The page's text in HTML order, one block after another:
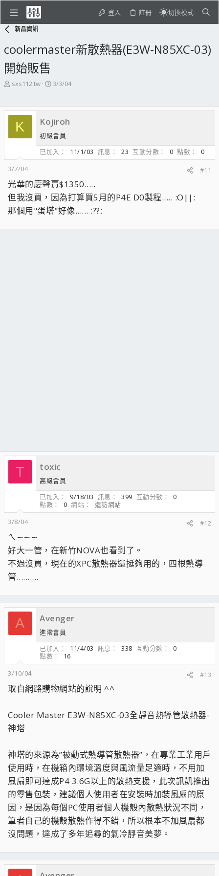
登入 註冊 切換模式
新品資訊
coolermaster新散熱器(E3W-N85XC-03)
開始販售
主
起
人
sxs112.tw
開
期
3/3/04
K Kojiroh
初級會員
已加入
11/1/03 訊息 23 互動分數 0 點數
0
3/7/04
#11
光華的慶聲賣$1350.....
但我沒買，因為打算買5月的P4E D0製程..... :O||:
那個用"蛋塔"好像...... :??:
T toxic
高級會員
已加入
9/18/03 訊息 399 互動分數
0
點數
0 網站
造訪網站
3/8/04
#12
ㄟ∼∼∼
好大一管，在新竹NOVA也看到了。
不過沒買，現在的XPC散熱器還挺夠用的，四根熱導
管..........
A Avenger
進階會員
已加入
11/4/03 訊息 338 互動分數
0
點數
16
3/10/04
#13
取自網路購物網站的說明 ^^
Cooler Master E3W-N85XC-03全靜音熱導管散熱器-
神塔
神塔的來源為”被動式熱導管散熱器”，在專業工業用戶
使用時，在機箱內環境溫度與風流量足適時，不用加
風扇即可達成P4 3.6G以上的散熱支援，此次訊凱推出
的零售包裝，建議個人使用者在安裝時加裝風扇的原
因，是因為每個PC使用者個人機殼內散熱狀況不同，
筆者自己的機殼散熱作得不錯，所以根本不加風扇都
沒問題，達成了多年追尋的氣冷靜音美夢。